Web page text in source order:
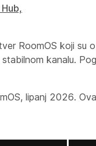
RoomOS koji su
kanalu.
lipanj 2026.